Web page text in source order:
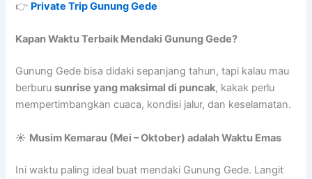
👉 Private Trip Gunung Gede
Kapan Waktu Terbaik Mendaki Gunung Gede?
Gunung Gede bisa didaki sepanjang tahun, tapi kalau mau
berburusunrise yang maksimal di puncak, kakak perlu
mempertimbangkan cuaca, kondisi jalur, dan keselamatan.
☀️ Musim Kemarau (Mei – Oktober) adalah Waktu Emas
Ini waktu paling ideal buat mendaki Gunung Gede. Langit